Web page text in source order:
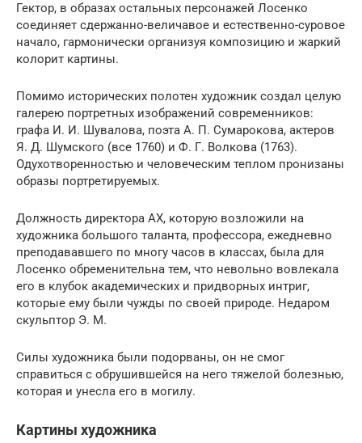
Гектор, в образах остальных персонажей Лосенко
соединяет сдержанно-величавое и естественно-суровое
начало, гармонически организуя композицию и жаркий
колорит картины.
Помимо исторических полотен художник создал целую
галерею портретных изображений современников:
графа И. И. Шувалова, поэта А. П. Сумарокова, актеров
Я. Д. Шумского (все 1760) и Ф. Г. Волкова (1763).
Одухотворенностью и человеческим теплом пронизаны
образы портретируемых.
Должность директора АХ, которую возложили на
художника большого таланта, профессора, ежедневно
преподававшего по многу часов в классах, была для
Лосенко обременительна тем, что невольно вовлекала
его в клубок академических и придворных интриг,
которые ему были чужды по своей природе. Недаром
скульптор Э. М.
Силы художника были подорваны, он не смог
справиться с обрушившейся на него тяжелой болезнью,
которая и унесла его в могилу.
Картины художника